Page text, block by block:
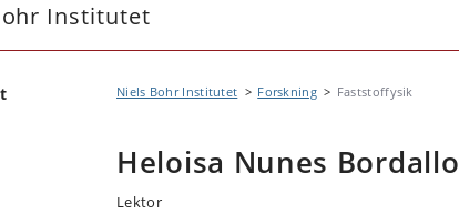
Institutet
Niels Bohr Institutet Forskning Faststoffysik
Heloisa Nunes Bordallo
Lektor